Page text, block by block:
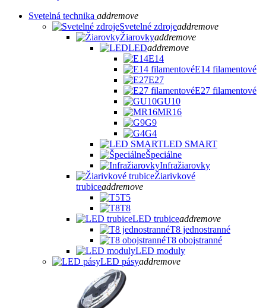
Svetelná technika addremove
Svetelné zdrojeaddremove
Žiarovkyaddremove
LEDaddremove
E14
E14 filamentové
E27
E27 filamentové
GU10
MR16
G9
G4
LED SMART
Špeciálne
Infražiarovky
Žiarivkové
trubiceaddremove
T5
T8
LED trubiceaddremove
T8 jednostranné
T8 obojstranné
LED moduly
LED pásyaddremove